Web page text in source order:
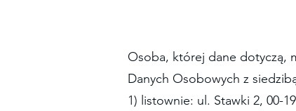
Osoba, której dane dotyczą,
Danych Osobowych z
1) listownie: ul. Stawki 2, 00-